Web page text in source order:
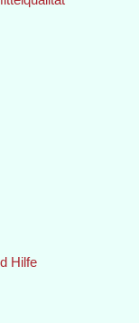
Hilfe